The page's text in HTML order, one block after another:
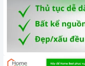
nghiệp, đảm bảo
và không gặp bất kỳ
sản phẩm.
Vận chuyển lắp đặt
nhân viên và kỹ